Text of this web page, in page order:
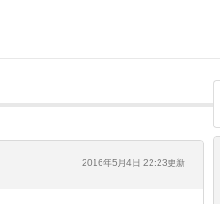
2016年5月4日 22:23更新